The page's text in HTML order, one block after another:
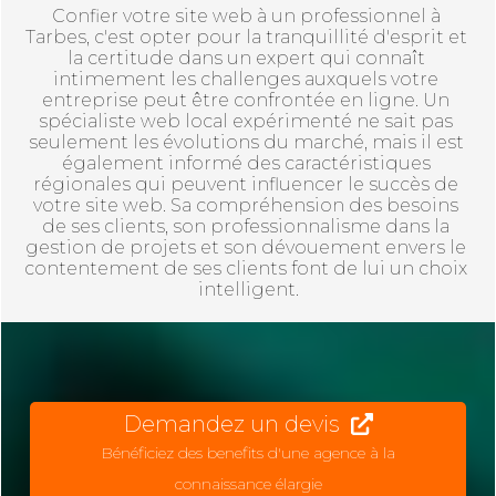
Confier votre site web à un professionnel à
Tarbes, c'est opter pour la tranquillité d'esprit et
la certitude dans un expert qui connaît
intimement les challenges auxquels votre
entreprise peut être confrontée en ligne. Un
spécialiste web local expérimenté ne sait pas
seulement les évolutions du marché, mais il est
également informé des caractéristiques
régionales qui peuvent influencer le succès de
votre site web. Sa compréhension des besoins
de ses clients, son professionnalisme dans la
gestion de projets et son dévouement envers le
contentement de ses clients font de lui un choix
intelligent.
Demandez un devis
Bénéficiez des benefits d'une agence à la
connaissance élargie